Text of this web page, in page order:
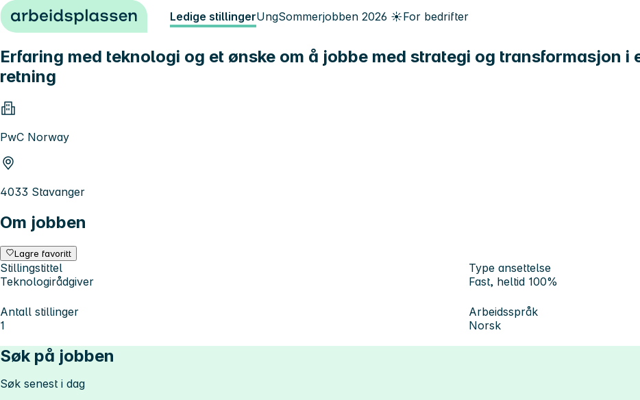
Hopp til innhold Ledige stillingerUngSommerjobben 2026 ☀️For bedrifter
Erfaring med teknologi og et ønske om å jobbe med strategi og transformasjon i
retning
PwC Norway
4033 Stavanger
Om jobben
Lagre favoritt
Stillingstittel
Teknologirådgiver
Type ansettelse
Fast, heltid 100%
Antall stillinger
1
Arbeidsspråk
Norsk
Søk på jobben
Søk senest i dag